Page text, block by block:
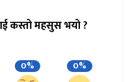
कस्तो महसुस भयो ?
0% 0%